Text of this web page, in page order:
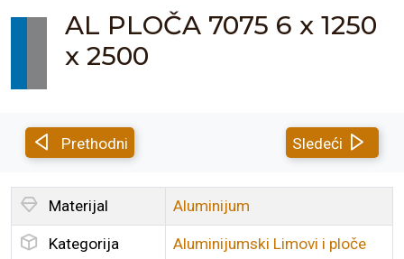
AL PLOČA 7075 6 x 1250
x 2500
Prethodni Sledeći
Materijal Aluminijum
Kategorija Aluminijumski Limovi i ploče